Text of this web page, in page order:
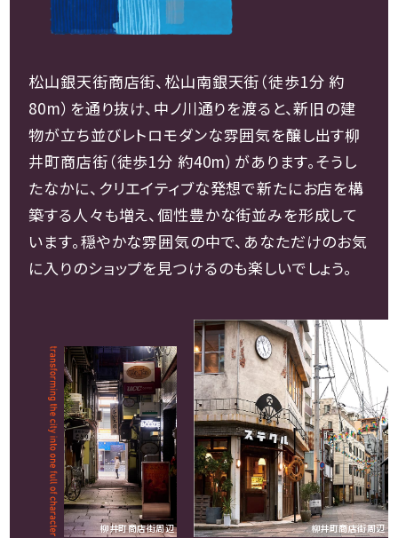
松山銀天街商店街、松山南銀天街（徒歩1分 約
80m）を通り抜け、中ノ川通りを渡ると、新旧の建
物が立ち並びレトロモダンな雰囲気を醸し出す柳
井町商店街（徒歩1分 約40m）があります。そうし
たなかに、クリエイティブな発想で新たにお店を構
築する人々も増え、個性豊かな街並みを形成して
います。穏やかな雰囲気の中で、あなただけのお気
に入りのショップを見つけるのも楽しいでしょう。
柳井町商店街周辺 柳井町商店街周辺